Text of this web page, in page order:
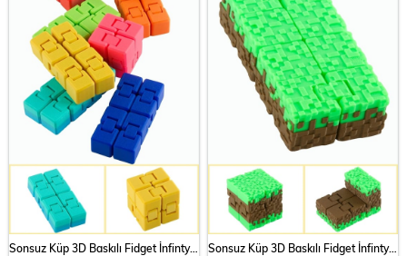
Sonsuz Küp 3D Baskılı Fidget İnfinty Aparatı Sonsuz Küp 3D Baskılı Fidget İnfinty Aparatı